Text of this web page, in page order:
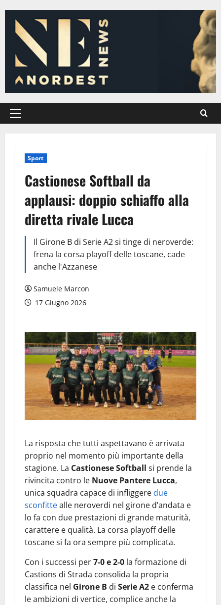
contenuto
Menu
Sport
Castionese Softball da
applausi: doppio schiaffo alla
diretta rivale Lucca
Il Girone B di Serie A2 si tinge di neroverde:
frena la corsa playoff delle toscane, cade
anche l'Azzanese
Samuele Marcon
17 Giugno 2026
La risposta che tutti aspettavano è arrivata
proprio nel momento più importante della
stagione. La Castionese Softball si prende la
rivincita contro le Nuove Pantere Lucca,
unica squadra capace di infliggere due
sconfittealle neroverdi nel girone d’andata e
lo fa con due prestazioni di grande maturità,
carattere e qualità. La corsa playoff delle
toscane si fa ora sempre più complicata.
Con i successi per7-0 e 2-0 la formazione di
Castions di Strada consolida la propria
classifica nel Girone B di Serie A2 e conferma
le ambizioni di vertice, complice anche la